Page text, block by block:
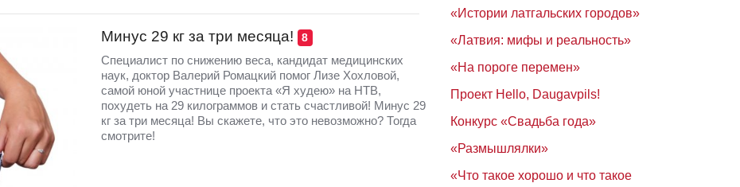
Минус 29 кг за три месяца! 8
Специалист по снижению веса, кандидат медицинских
наук, доктор Валерий Ромацкий помог Лизе Хохловой,
самой юной участнице проекта «Я худею» на НТВ,
похудеть на 29 килограммов и стать счастливой! Минус 29
кг за три месяца! Вы скажете, что это невозможно? Тогда
смотрите!
«Истории латгальских городов»
«Латвия: мифы и реальность»
«На пороге перемен»
Проект Hello, Daugavpils!
Конкурс «Свадьба года»
«Размышлялки»
«Что такое хорошо и что такое